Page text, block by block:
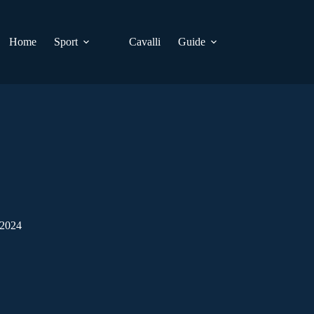
Home
Sport Cavalli Guide